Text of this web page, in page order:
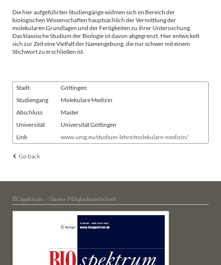
Die hier aufgeführten Studiengänge widmen sich im Bereich der
biologischen Wissenschaften hauptsächlich der Vermittlung der
molekularen Grundlagen und der Fertigkeiten zu ihrer Untersuchung.
Das klassische Studium der Biologie ist davon abgegrenzt. Hier entwickelt
sich zur Zeit eine Vielfalt der Namengebung, die nur schwer mit einem
Stichwort zu erschließen ist.
Stadt
Göttingen
Studiengang
Molekulare Medizin
Abschluss
Master
Universität
Universität Göttingen
Link
www.umg.eu/studium-lehre/molekulare-medizin/
Go back
BIOspektrum - Unsere Mitgliederzeitschrift